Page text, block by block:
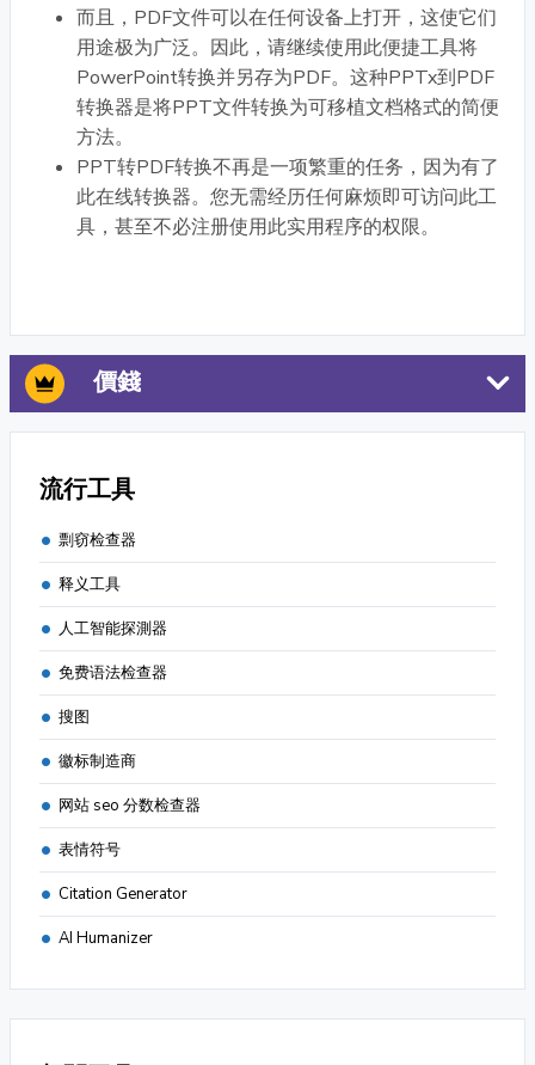
而且，PDF文件可以在任何设备上打开，这使它们
用途极为广泛。因此，请继续使用此便捷工具将
PowerPoint转换并另存为PDF。这种PPTx到PDF
转换器是将PPT文件转换为可移植文档格式的简便
方法。
PPT转PDF转换不再是一项繁重的任务，因为有了
此在线转换器。您无需经历任何麻烦即可访问此工
具，甚至不必注册使用此实用程序的权限。
價錢
流行工具
剽窃检查器
释义工具
人工智能探測器
免费语法检查器
搜图
徽标制造商
网站 seo 分数检查器
表情符号
Citation Generator
AI Humanizer